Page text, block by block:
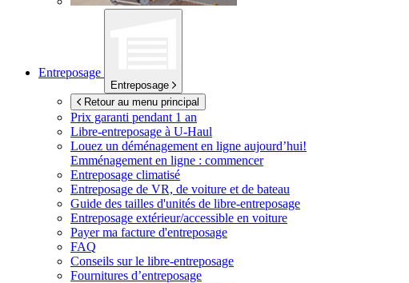
Entreposage
Entreposage
Retour au menu principal
Prix garanti pendant 1 an
Libre-entreposage à U-Haul
Louez un déménagement en ligne aujourd’hui!
Emménagement en ligne : commencer
Entreposage climatisé
Entreposage de VR, de voiture et de bateau
Guide des tailles d'unités de libre-entreposage
Entreposage extérieur/accessible en voiture
Payer ma facture d'entreposage
FAQ
Conseils sur le libre-entreposage
Fournitures d’entreposage